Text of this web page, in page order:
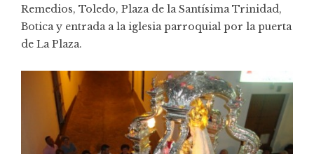
Remedios, Toledo, Plaza de la Santísima Trinidad,
Botica y entrada a la iglesia parroquial por la puerta
de La Plaza.